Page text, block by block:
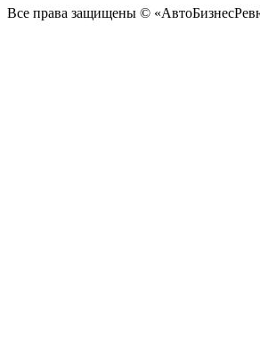
Все права защищены ©